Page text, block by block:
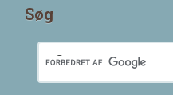
Søg